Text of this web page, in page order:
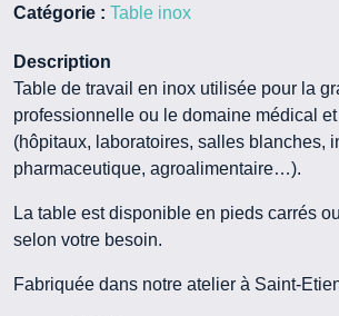
Catégorie : Table inox
Description
Table de travail en inox utilisée pour la
professionnelle ou le domaine médical
(hôpitaux, laboratoires, salles blanches,
pharmaceutique, agroalimentaire…).
La table est disponible en pieds carrés
selon votre besoin.
Fabriquée dans notre atelier à Saint-